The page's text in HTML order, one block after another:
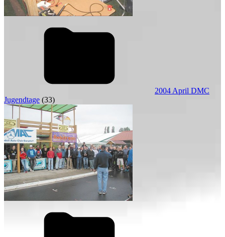
2004 April DMC
Jugendtage (33)